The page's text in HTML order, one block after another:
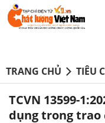
TRANG CHỦ TIÊU
TCVN 13599-
dụng trong trao